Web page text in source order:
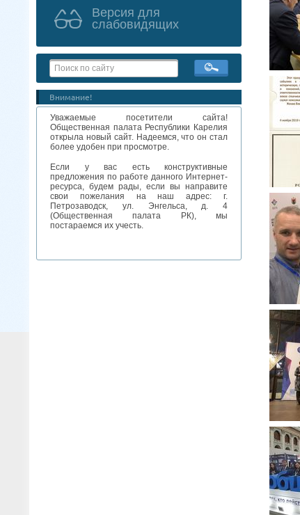
Версия для
слабовидящих
Внимание!
Уважаемые посетители сайта!
Общественная палата Республики Карелия
открыла новый сайт. Надеемся, что он стал
более удобен при просмотре.
Если у вас есть конструктивные
предложения по работе данного Интернет-
ресурса, будем рады, если вы направите
свои пожелания на наш адрес: г.
Петрозаводск, ул. Энгельса, д. 4
(Общественная палата РК), мы
постараемся их учесть.